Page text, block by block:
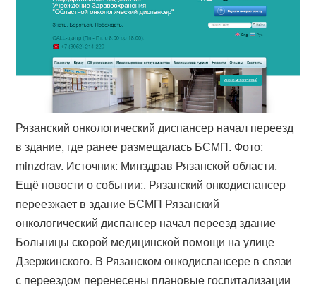
Рязанский онкологический диспансер начал переезд
в здание, где ранее размещалась БСМП. Фото:
minzdrav. Источник: Минздрав Рязанской области.
Ещё новости о событии:. Рязанский онкодиспансер
переезжает в здание БСМП Рязанский
онкологический диспансер начал переезд здание
Больницы скорой медицинской помощи на улице
Дзержинского. В Рязанском онкодиспансере в связи
с переездом перенесены плановые госпитализации